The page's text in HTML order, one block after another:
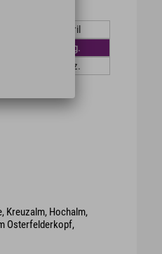
April
Aug.
Dez.
Kreuzalm, Hochalm,
Osterfelderkopf,